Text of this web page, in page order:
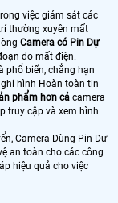
việc giám sát các
thường xuyên mất
Camera có Pin Dự
do mất điện.
phổ biến, chẳng hạn
hình Hoàn toàn tin
phẩm hơn cả camera
truy cập và xem hình
Camera Dùng Pin Dự
an toàn cho các công
hiệu quả cho việc